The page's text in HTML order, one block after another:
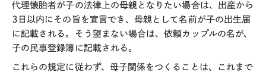
代理懐胎者が子の法律上の母親となりたい場合は、出産から
3日以内にその旨を宣言でき、母親として名前が子の出生届
に記載される。そう望まない場合は、依頼カップルの名が、
子の民事登録簿に記載される。
これらの規定に従わず、母子関係をつくることは、これまで